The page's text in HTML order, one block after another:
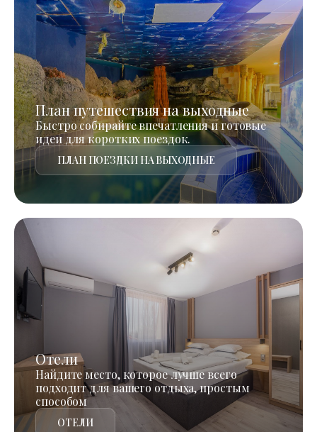
План путешествия на выходные
Быстро собирайте впечатления и готовые
идеи для коротких поездок.
ПЛАН ПОЕЗДКИ НА ВЫХОДНЫЕ
Отели
Найдите место, которое лучше всего
подходит для вашего отдыха, простым
способом
ОТЕЛИ